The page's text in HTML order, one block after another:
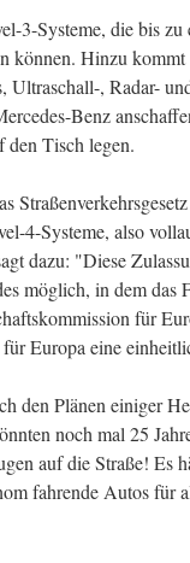
3-Systeme, die bis
können. Hinzu kommt
Ultraschall-, Radar-
Benz
den Tisch legen.
4-Systeme, also
dazu: "Diese
möglich, in dem das
für
Europa eine
den Plänen einiger
noch mal 25
auf die Straße! Es
fahrende Autos für